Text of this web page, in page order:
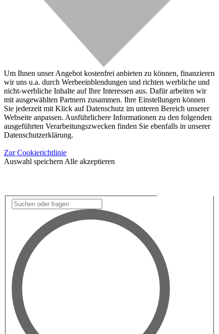
Um Ihnen unser Angebot kostenfrei anbieten zu können, finanzieren
wir uns u.a. durch Werbeeinblendungen und richten werbliche und
nicht-werbliche Inhalte auf Ihre Interessen aus. Dafür arbeiten wir
mit ausgewählten Partnern zusammen. Ihre Einstellungen können
Sie jederzeit mit Klick auf Datenschutz im unteren Bereich unserer
Webseite anpassen. Ausführlichere Informationen zu den folgenden
ausgeführten Verarbeitungszwecken finden Sie ebenfalls in unserer
Datenschutzerklärung.
Zur Cookierichtlinie
Auswahl speichern Alle akzeptieren